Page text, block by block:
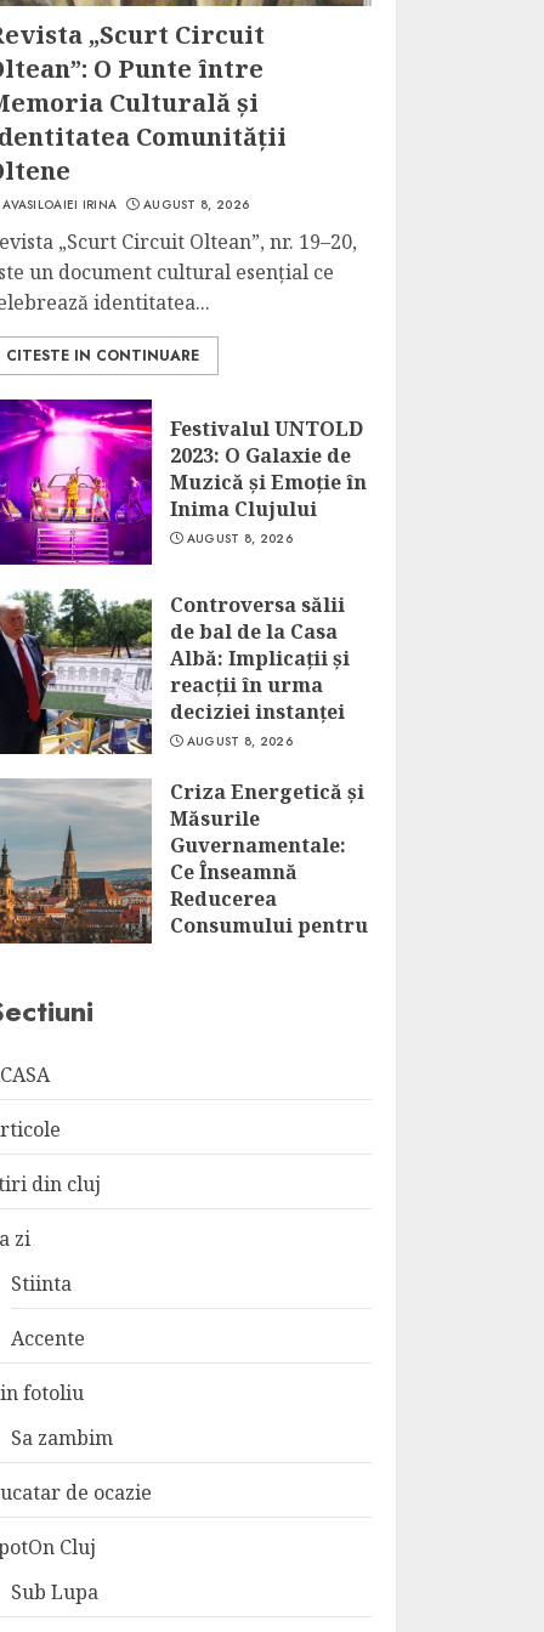
„Scurt Circuit
O Punte între
Culturală și
Comunității
AVASILOAIEI IRINA AUGUST 8, 2026
„Scurt Circuit Oltean”, nr. 19–20,
un document cultural esențial ce
identitatea...
CITESTE IN CONTINUARE
Festivalul UNTOLD
2023: O Galaxie de
Muzică și Emoție în
Inima Clujului
AUGUST 8, 2026
Controversa sălii
de bal de la Casa
Albă: Implicații și
reacții în urma
deciziei instanței
AUGUST 8, 2026
Criza Energetică și
Măsurile
Guvernamentale:
Ce Înseamnă
Reducerea
Consumului pentru
din cluj
zi
Stiinta
Accente
fotoliu
Sa zambim
de ocazie
Cluj
Sub Lupa